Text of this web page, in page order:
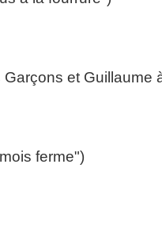
et Guillaume
ferme")